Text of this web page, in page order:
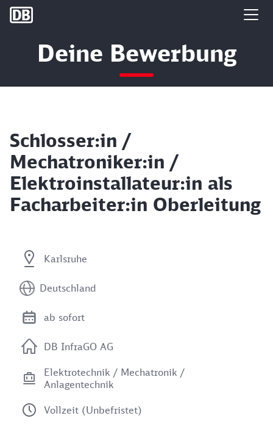
DB Group
Deine Bewerbung
Schlosser:in /
Mechatroniker:in /
Elektroinstallateur:in als
Facharbeiter:in Oberleitung
Karlsruhe
Deutschland
ab sofort
DB InfraGO AG
Elektrotechnik / Mechatronik /
Anlagentechnik
Vollzeit (Unbefristet)